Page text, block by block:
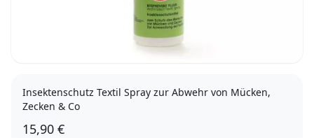
Insektenschutz Textil Spray zur Abwehr von Mücken,
Zecken & Co
15,90 €